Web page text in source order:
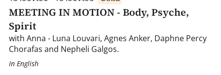
MEETING IN MOTION - Body, Psyche,
Spirit
with Anna - Luna Louvari, Agnes Anker, Daphne Percy
Chorafas and Nepheli Galgos.
In English